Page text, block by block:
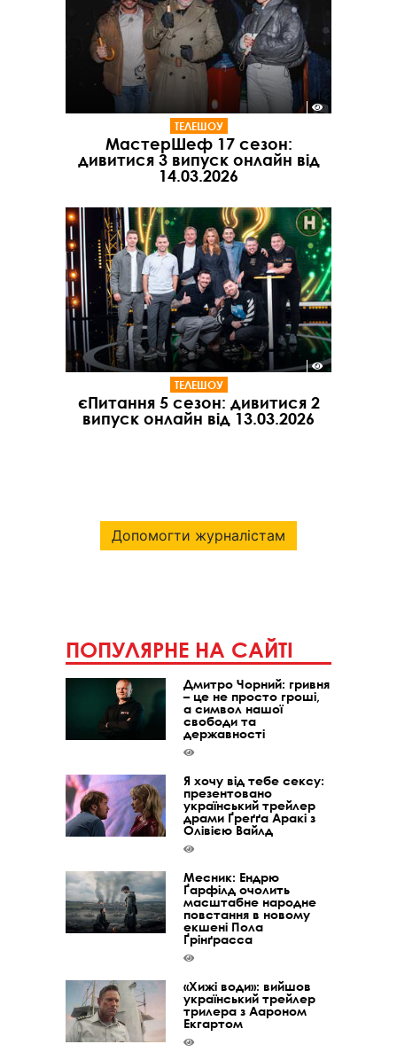
ТЕЛЕШОУ
МастерШеф 17 сезон:
дивитися 3 випуск онлайн від
14.03.2026
ТЕЛЕШОУ
єПитання 5 сезон: дивитися 2
випуск онлайн від 13.03.2026
Допомогти журналістам
ПОПУЛЯРНЕ НА САЙТІ
Дмитро Чорний: гривня
– це не просто гроші,
а символ нашої
свободи та
державності
Я хочу від тебе сексу:
презентовано
український трейлер
драми Ґреґґа Аракі з
Олівією Вайлд
Месник: Ендрю
Ґарфілд очолить
масштабне народне
повстання в новому
екшені Пола
Ґрінґрасса
«Хижі води»: вийшов
український трейлер
трилера з Аароном
Екгартом